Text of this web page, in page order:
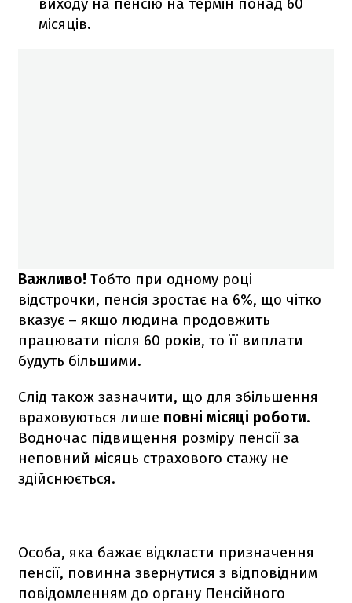
місяців.
Важливо! Тобто при одному році
відстрочки, пенсія зростає на 6%, що чітко
вказує – якщо людина продовжить
працювати після 60 років, то її виплати
будуть більшими.
Слід також зазначити, що для збільшення
враховуються лише повні місяці роботи.
Водночас підвищення розміру пенсії за
неповний місяць страхового стажу не
здійснюється.
Особа, яка бажає відкласти призначення
пенсії, повинна звернутися з відповідним
повідомленням до органу Пенсійного